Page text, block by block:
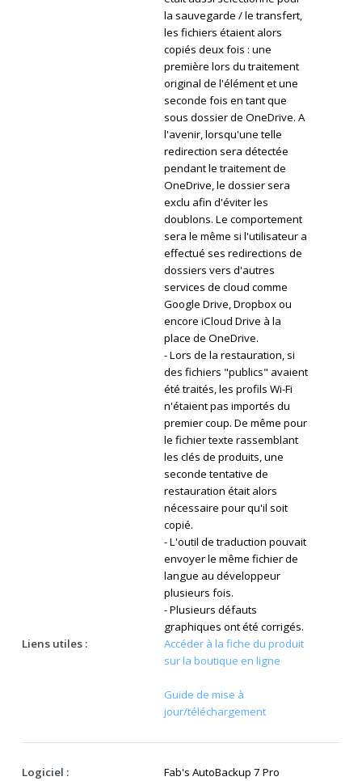
la sauvegarde / le transfert,
les fichiers étaient alors
copiés deux fois : une
première lors du traitement
original de l'élément et une
seconde fois en tant que
sous dossier de OneDrive. A
l'avenir, lorsqu'une telle
redirection sera détectée
pendant le traitement de
OneDrive, le dossier sera
exclu afin d'éviter les
doublons. Le comportement
sera le même si l'utilisateur a
effectué ses redirections de
dossiers vers d'autres
services de cloud comme
Google Drive, Dropbox ou
encore iCloud Drive à la
place de OneDrive.
- Lors de la restauration, si
des fichiers "publics" avaient
été traités, les profils Wi-Fi
n'étaient pas importés du
premier coup. De même pour
le fichier texte rassemblant
les clés de produits, une
seconde tentative de
restauration était alors
nécessaire pour qu'il soit
copié.
- L'outil de traduction pouvait
envoyer le même fichier de
langue au développeur
plusieurs fois.
- Plusieurs défauts
graphiques ont été corrigés.
Liens utiles :
Accéder à la fiche du produit
sur la boutique en ligne
Guide de mise à
jour/téléchargement
Logiciel :
Fab's AutoBackup 7 Pro